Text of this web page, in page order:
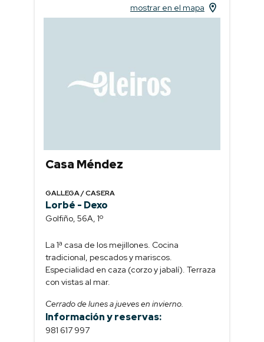
Casa Méndez
GALLEGA / CASERA
Lorbé - Dexo
Golfiño, 56A, 1º
La 1ª casa de los mejillones. Cocina
tradicional, pescados y mariscos.
Especialidad en caza (corzo y jabalí). Terraza
con vistas al mar.
Cerrado de lunes a jueves en invierno.
Información y reservas:
981 617 997
mostrar en el mapa